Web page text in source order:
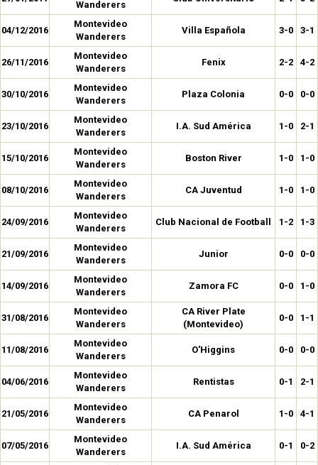
Wanderers
04/12/2016
Montevideo
Wanderers
Villa Española 3-0 3-1
26/11/2016
Montevideo
Wanderers
Fenix 2-2 4-2
30/10/2016
Montevideo
Wanderers
Plaza Colonia 0-0 0-0
23/10/2016
Montevideo
Wanderers
I.A. Sud América 1-0 2-1
15/10/2016
Montevideo
Wanderers
Boston River 1-0 1-0
08/10/2016
Montevideo
Wanderers
CA Juventud 1-0 1-0
24/09/2016
Montevideo
Wanderers
Club Nacional de Football 1-2 1-3
21/09/2016
Montevideo
Wanderers
Junior 0-0 0-0
14/09/2016
Montevideo
Wanderers
Zamora FC 0-0 1-0
31/08/2016
Montevideo
Wanderers
CA River Plate
(Montevideo)
0-0 1-1
11/08/2016
Montevideo
Wanderers
O'Higgins 0-0 0-0
04/06/2016
Montevideo
Wanderers
Rentistas 0-1 2-1
21/05/2016
Montevideo
Wanderers
CA Penarol 1-0 4-1
07/05/2016
Montevideo
Wanderers
I.A. Sud América 0-1 0-2